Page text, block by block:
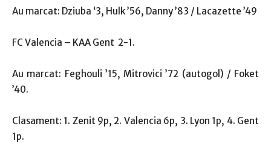
Au marcat: Dziuba ‘3, Hulk ’56, Danny ’83 / Lacazette ’49
FC Valencia – KAA Gent 2-1.
Au marcat: Feghouli ’15, Mitrovici ’72 (autogol) / Foket
’40.
Clasament: 1. Zenit 9p, 2. Valencia 6p, 3. Lyon 1p, 4. Gent
1p.